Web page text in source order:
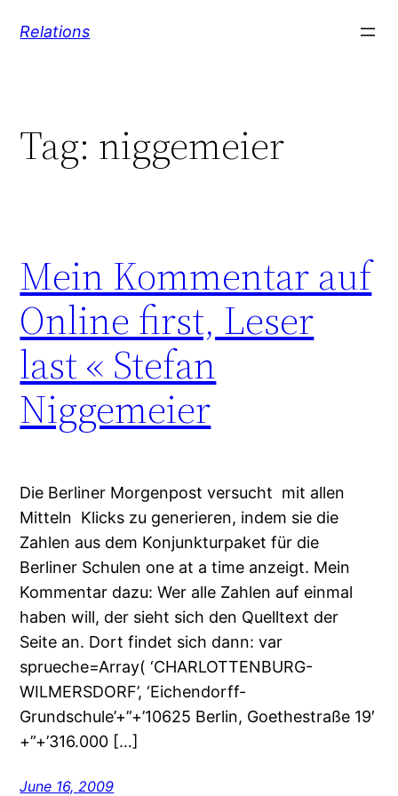
Relations
Tag: niggemeier
Mein Kommentar auf
Online first, Leser
last « Stefan
Niggemeier
Die Berliner Morgenpost versucht mit allen
Mitteln Klicks zu generieren, indem sie die
Zahlen aus dem Konjunkturpaket für die
Berliner Schulen one at a time anzeigt. Mein
Kommentar dazu: Wer alle Zahlen auf einmal
haben will, der sieht sich den Quelltext der
Seite an. Dort findet sich dann: var
sprueche=Array( ‘CHARLOTTENBURG-
WILMERSDORF’, ‘Eichendorff-
Grundschule’+”+’10625 Berlin, Goethestraße 19′
+”+’316.000 […]
June 16, 2009